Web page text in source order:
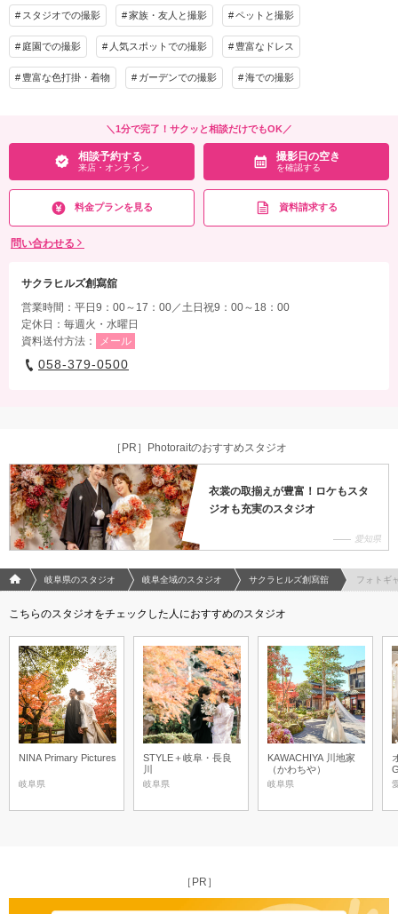
スタジオでの撮影 家族・友人と撮影 ペットと撮影
庭園での撮影 人気スポットでの撮影 豊富なドレス
豊富な色打掛・着物 ガーデンでの撮影 海での撮影
＼1分で完了！サクッと相談だけでもOK／
相談予約する
来店・オンライン
撮影日の空き
を確認する
料金プランを見る 資料請求する
問い合わせる
サクラヒルズ創寫舘
営業時間：平日9：00～17：00／土日祝9：00～18：00
定休日：毎週火・水曜日
資料送付方法：
メール
058-379-0500
［PR］Photoraitのおすすめスタジオ
衣裳の取揃えが豊富！ロケもスタ
ジオも充実のスタジオ
愛知県
フォトウエディング/結婚写真のPhotorait ホーム
岐阜県のスタジオ 岐阜全域のスタジオ サクラヒルズ創寫舘 フォトギ
こちらのスタジオをチェックした人におすすめのスタジオ
NINA Primary Pictures
岐阜県
STYLE＋岐阜・長良
岐阜県
KAWACHIYA 川地家
（かわちや）
岐阜県
［PR］